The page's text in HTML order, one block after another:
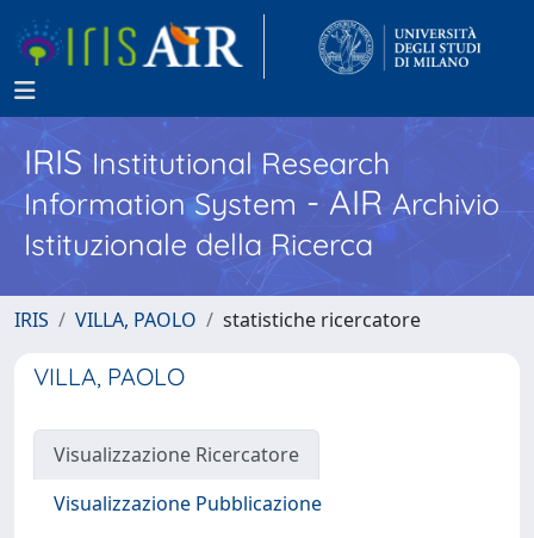
IRISInstitutional Research
Information System - AIR Archivio
Istituzionale della Ricerca
IRIS VILLA, PAOLO statistiche ricercatore
VILLA, PAOLO
Visualizzazione Ricercatore
Visualizzazione Pubblicazione